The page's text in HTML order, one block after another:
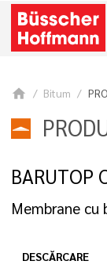
home Bitum
BARUTOP
Membrane cu
DESCĂRCARE